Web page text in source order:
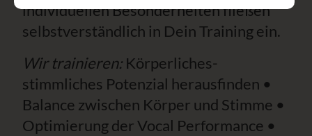
individuellen Besonderheiten fließen
selbstverständlich in Dein Training ein.
Wir trainieren: Körperliches-
stimmliches Potenzial herausfinden •
Balance zwischen Körper und Stimme •
Optimierung der Vocal Performance •